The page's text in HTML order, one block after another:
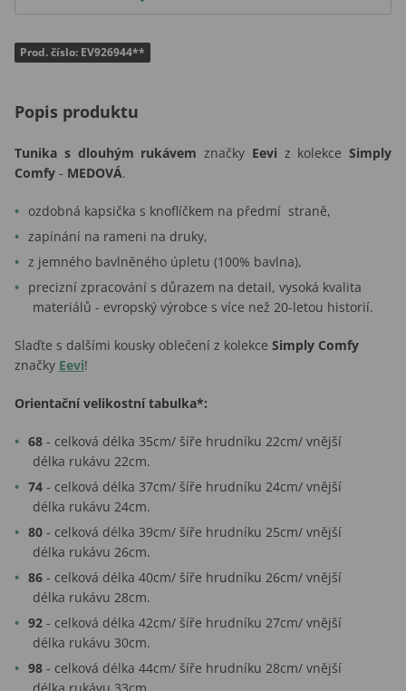
Prod. číslo: EV926944**
Popis produktu
Tunika s dlouhým rukávem značky Eevi z kolekce Simply
Comfy - MEDOVÁ.
ozdobná kapsička s knoflíčkem na předmí straně,
zapínání na rameni na druky,
z jemného bavlněného úpletu (100% bavlna),
precizní zpracování s důrazem na detail, vysoká kvalita
materiálů - evropský výrobce s více než 20-letou historií.
Slaďte s dalšími kousky oblečení z kolekce Simply Comfy
značky Eevi!
Orientační velikostní tabulka*:
68 - celková délka 35cm/ šíře hrudníku 22cm/ vnější
délka rukávu 22cm.
74 - celková délka 37cm/ šíře hrudníku 24cm/ vnější
délka rukávu 24cm.
80 - celková délka 39cm/ šíře hrudníku 25cm/ vnější
délka rukávu 26cm.
86 - celková délka 40cm/ šíře hrudníku 26cm/ vnější
délka rukávu 28cm.
92 - celková délka 42cm/ šíře hrudníku 27cm/ vnější
délka rukávu 30cm.
98 - celková délka 44cm/ šíře hrudníku 28cm/ vnější